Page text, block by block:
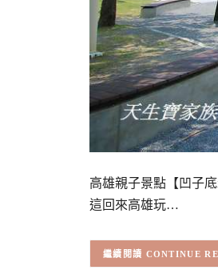
高雄親子景點【凹子
這回來高雄玩…
CONTINUE